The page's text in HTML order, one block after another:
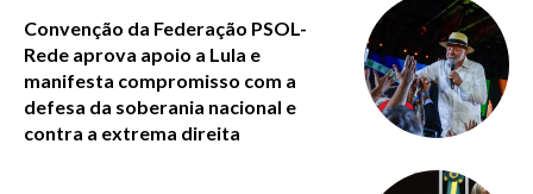
Convenção da Federação PSOL-
Rede aprova apoio a Lula e
manifesta compromisso com a
defesa da soberania nacional e
contra a extrema direita